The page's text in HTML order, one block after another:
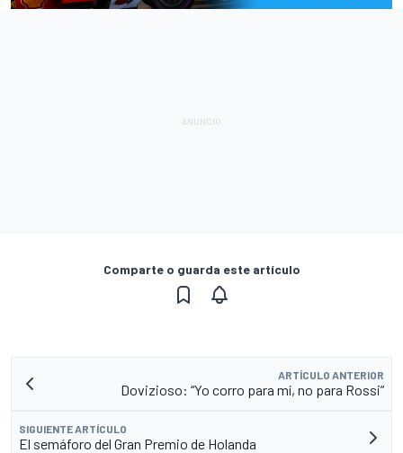
Comparte o guarda este artículo
ARTÍCULO ANTERIOR
Dovizioso: “Yo corro para mí, no para Rossi”
SIGUIENTE ARTÍCULO
El semáforo del Gran Premio de Holanda